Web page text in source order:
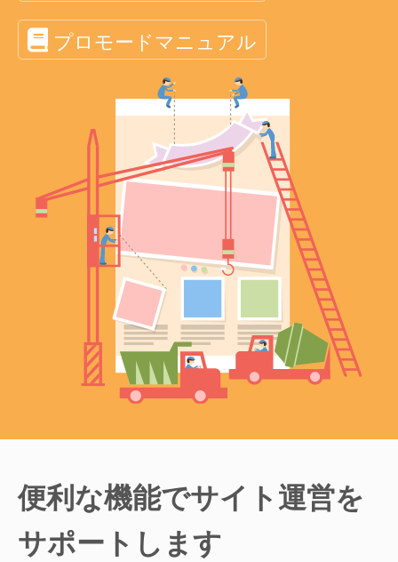
プロモードマニュアル
便利な機能でサイト運営を
サポートします